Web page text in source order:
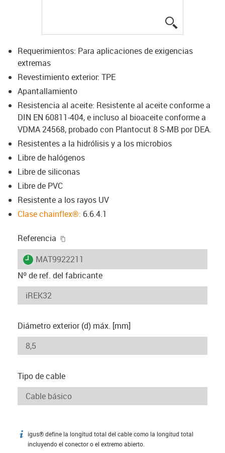
Requerimientos: Para aplicaciones de exigencias
extremas
Revestimiento exterior: TPE
Apantallamiento
Resistencia al aceite: Resistente al aceite conforme a
DIN EN 60811-404, e incluso al bioaceite conforme a
VDMA 24568, probado con Plantocut 8 S-MB por DEA.
Resistentes a la hidrólisis y a los microbios
Libre de halógenos
Libre de siliconas
Libre de PVC
Resistente a los rayos UV
Clase chainflex®: 6.6.4.1
Referencia
igus-icon-lieferzeit
MAT9922211
Nº de ref. del fabricante
Diámetro exterior (d) máx. [mm]
Tipo de cable
igus-icon-info
igus® define la longitud total del cable como la longitud total
incluyendo el conector o el extremo abierto.